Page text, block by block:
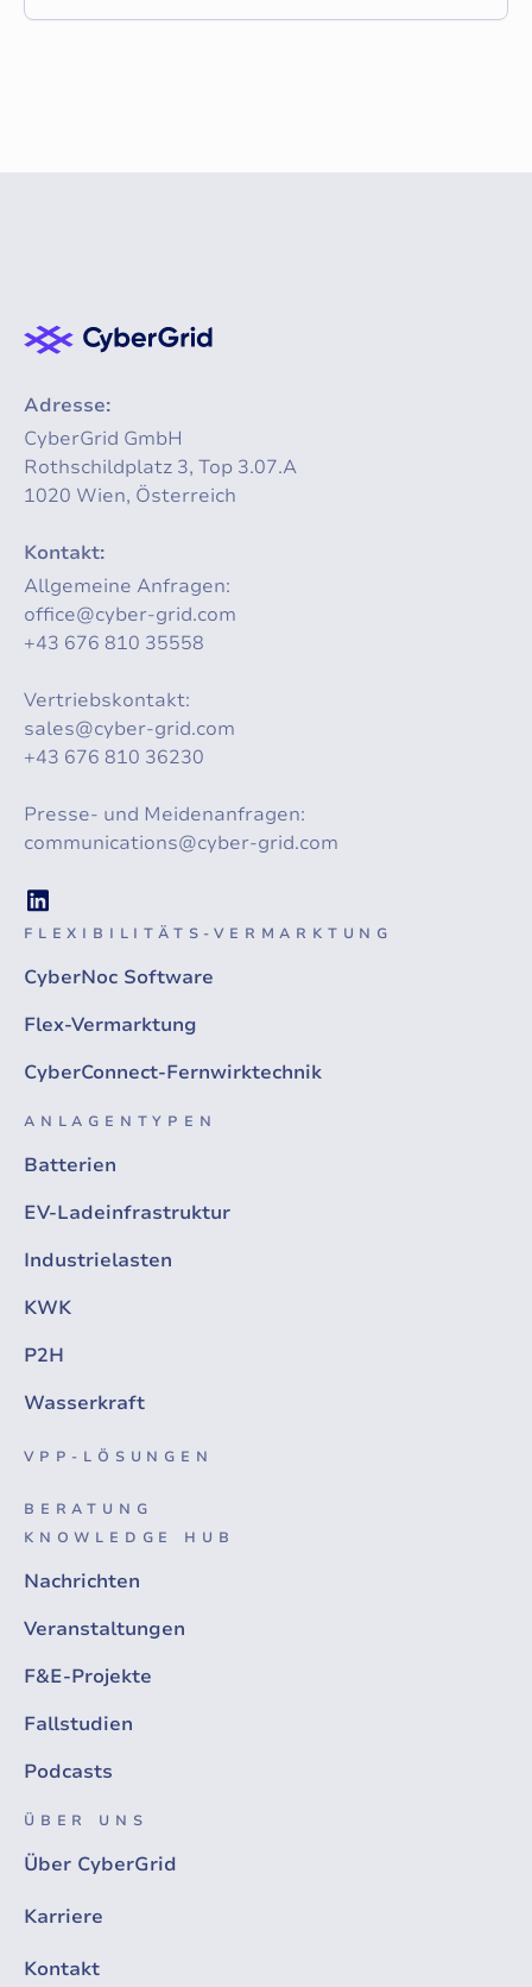
Adresse:
CyberGrid GmbH
Rothschildplatz 3, Top 3.07.A
1020 Wien, Österreich
Kontakt:
Allgemeine Anfragen:
office@cyber-grid.com
+43 676 810 35558
Vertriebskontakt:
sales@cyber-grid.com
+43 676 810 36230
Presse- und Meidenanfragen:
communications@cyber-grid.com
FLEXIBILITÄTS-VERMARKTUNG
CyberNoc Software
Flex-Vermarktung
CyberConnect-Fernwirktechnik
ANLAGENTYPEN
Batterien
EV-Ladeinfrastruktur
Industrielasten
KWK
P2H
Wasserkraft
VPP-LÖSUNGEN
BERATUNG
KNOWLEDGE HUB
Nachrichten
Veranstaltungen
F&E-Projekte
Fallstudien
Podcasts
ÜBER UNS
Über CyberGrid
Karriere
Kontakt